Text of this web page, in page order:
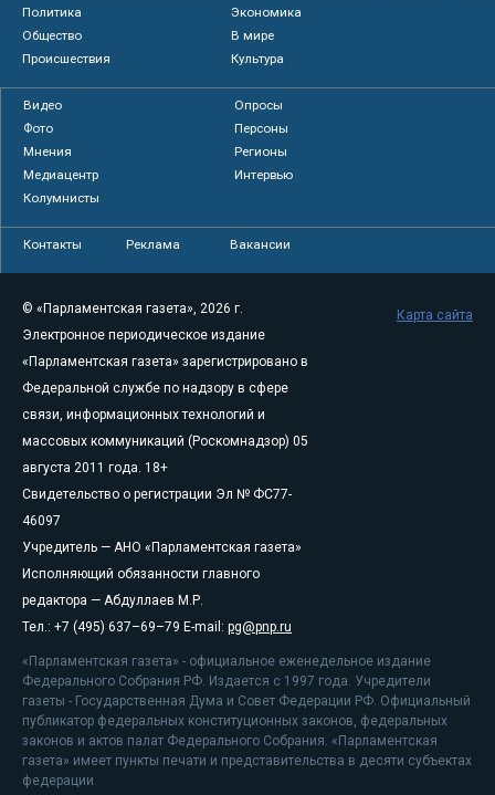
Политика
Экономика
Общество
В мире
Происшествия
Культура
Видео
Опросы
Фото
Персоны
Мнения
Регионы
Медиацентр
Интервью
Колумнисты
Контакты Реклама Вакансии
© «Парламентская газета», 2026 г.
Электронное периодическое издание
«Парламентская газета» зарегистрировано в
Федеральной службе по надзору в сфере
связи, информационных технологий и
массовых коммуникаций (Роскомнадзор) 05
августа 2011 года. 18+
Свидетельство о регистрации Эл № ФС77-
46097
Учредитель — АНО «Парламентская газета»
Исполняющий обязанности главного
редактора — Абдуллаев М.Р.
Тел.: +7 (495) 637–69–79 E-mail: pg@pnp.ru
«Парламентская газета» - официальное еженедельное издание
Федерального Собрания РФ. Издается с 1997 года. Учредители
газеты - Государственная Дума и Совет Федерации РФ. Официальный
публикатор федеральных конституционных законов, федеральных
законов и актов палат Федерального Собрания. «Парламентская
газета» имеет пункты печати и представительства в десяти субъектах
федерации.
Карта сайта